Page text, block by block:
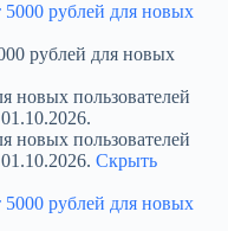
рублей для новых
новых пользователей
новых пользователей
Скрыть